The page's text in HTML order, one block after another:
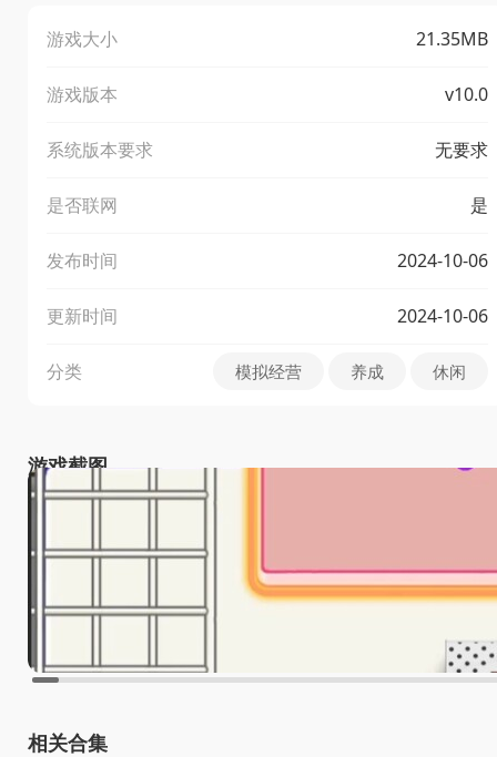
游戏大小 21.35MB
游戏版本 v10.0
系统版本要求 无要求
是否联网 是
发布时间 2024-10-06
更新时间 2024-10-06
分类 模拟经营 养成 休闲
游戏截图
相关合集